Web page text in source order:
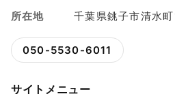
所在地
千葉県銚子市清水
050-5530-6011
サイトメニュー